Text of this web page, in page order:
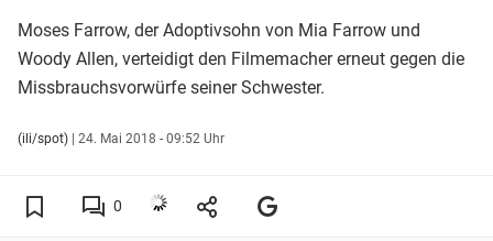
Moses Farrow, der Adoptivsohn von Mia Farrow und
Woody Allen, verteidigt den Filmemacher erneut gegen die
Missbrauchsvorwürfe seiner Schwester.
(ili/spot) | 24. Mai 2018 - 09:52 Uhr
0